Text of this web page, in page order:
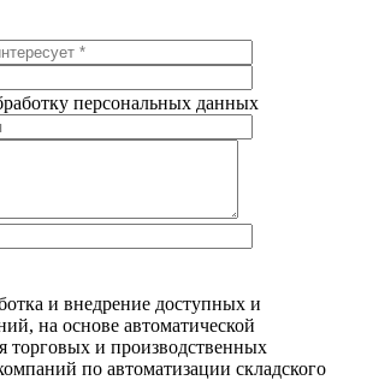
персональных данных
и внедрение доступных и
на основе автоматической
торговых и производственных
по автоматизации складского